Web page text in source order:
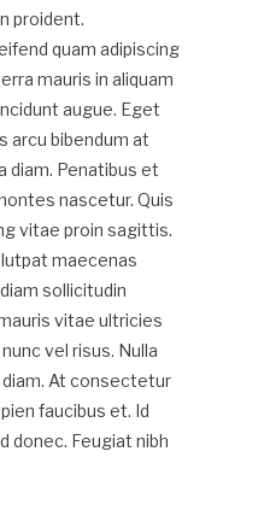
proident.
quam adipiscing
mauris in aliquam
augue. Eget
arcu bibendum at
diam. Penatibus et
nascetur. Quis
vitae proin sagittis.
maecenas
sollicitudin
vitae ultricies
vel risus. Nulla
At consectetur
faucibus et. Id
donec. Feugiat nibh